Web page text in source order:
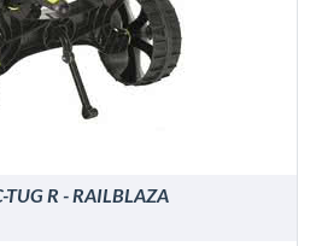
VEDI
TUG R - RAILBLAZA